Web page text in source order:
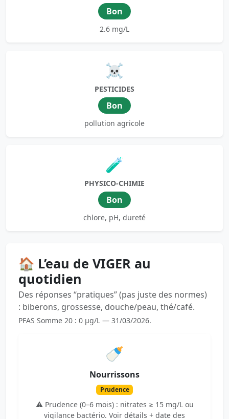
Bon
2.6 mg/L
☠️
PESTICIDES
Bon
pollution agricole
🧪
PHYSICO-CHIMIE
Bon
chlore, pH, dureté
🏠 L’eau de VIGER au
quotidien
Des réponses “pratiques” (pas juste des normes)
: biberons, grossesse, douche/peau, thé/café.
PFAS Somme 20 : 0 µg/L — 31/03/2026.
🍼
Nourrissons
Prudence
⚠️ Prudence (0–6 mois) : nitrates ≥ 15 mg/L ou
vigilance bactério. Voir détails + date des